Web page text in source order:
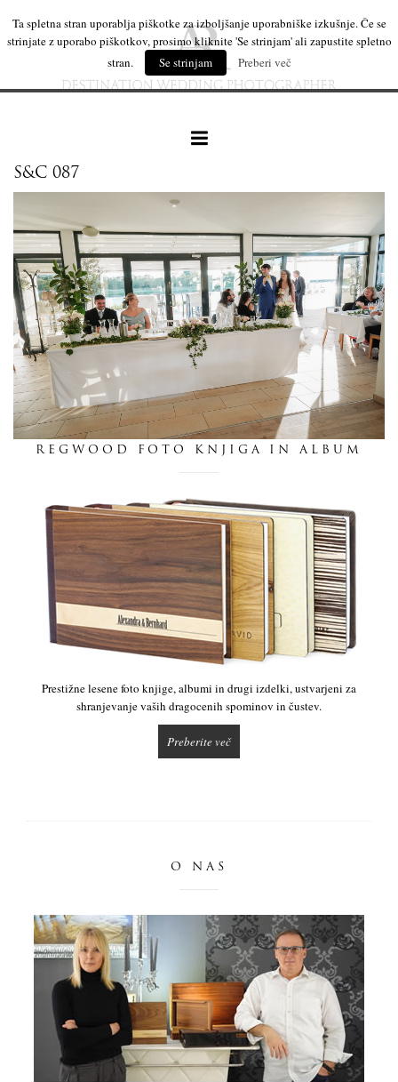
leseni izdelki
mi
dnevnik
S&C 087
REGWOOD FOTO KNJIGA IN ALBUM
Prestižne lesene foto knjige, albumi in drugi izdelki, ustvarjeni za
shranjevanje vaših dragocenih spominov in čustev.
Preberite več
O NAS
Ta spletna stran uporablja piškotke za izboljšanje uporabniške izkušnje. Če se
strinjate z uporabo piškotkov, prosimo kliknite 'Se strinjam' ali zapustite spletno
stran.
Se strinjam Preberi več